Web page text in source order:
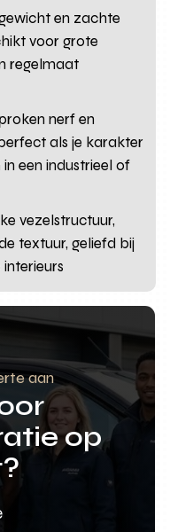
en zachte
voor grote
regelmaat
nerf en
als je karakter
een industrieel of
vezelstructuur,
textuur, geliefd bij
aan
op